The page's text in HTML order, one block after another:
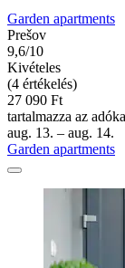
Garden apartments
Prešov
9,6/10
Kivételes
(4 értékelés)
27 090 Ft
tartalmazza az
aug. 13. – aug. 14.
Garden apartments